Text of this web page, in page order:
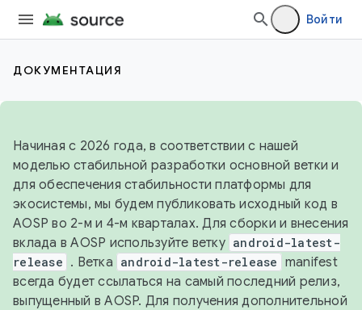
Войти
ДОКУМЕНТАЦИЯ
Начиная с 2026 года, в соответствии с нашей
моделью стабильной разработки основной ветки и
для обеспечения стабильности платформы для
экосистемы, мы будем публиковать исходный код в
AOSP во 2-м и 4-м кварталах. Для сборки и внесения
вклада в AOSP используйте ветку android-latest-
release . Ветка android-latest-release manifest
всегда будет ссылаться на самый последний релиз,
выпущенный в AOSP. Для получения дополнительной